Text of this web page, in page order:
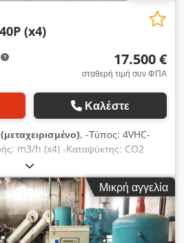
(x4)
17.500 €
σταθερή τιμή συν ΦΠΑ
Καλέστε
, -Τύπος: 4VHC-
m3/h (x4) -Καταψύκτης: CO2
ελέγχου και η δεξαμενή ψυκτικού
°C/40°C, 267 kW στους
2200 mm -Διαστάσεις ερμάριου:
1 τεμ. -Αριθμός
Μεταχειρισμένο, πολύ καλό
Μικρή αγγελία